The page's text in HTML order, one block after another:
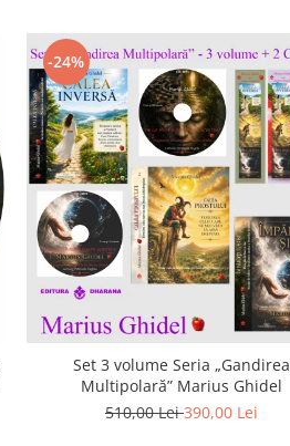
-24%
Set 3 volume Seria „Gandirea
Multipolară” Marius Ghidel
510,00 Lei390,00 Lei